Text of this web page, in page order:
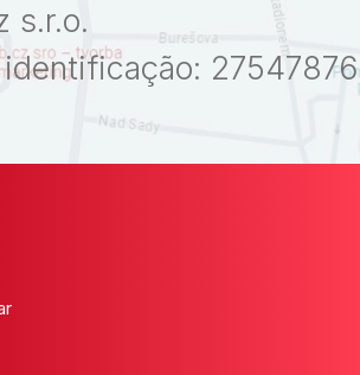
s.r.o.
27547876